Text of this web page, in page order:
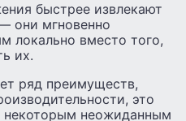
быстрее извлекают
они мгновенно
локально вместо того,
их.
ряд преимуществ,
это
некоторым неожиданным